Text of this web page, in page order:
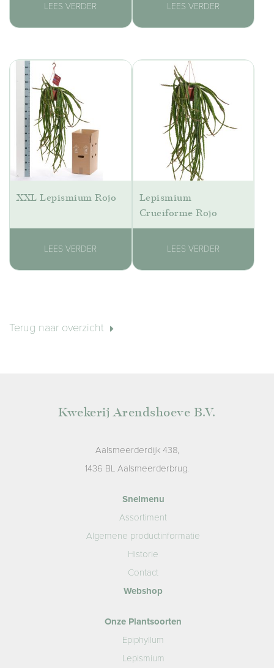
LEES VERDER LEES VERDER
XXL Lepismium Rojo
LEES VERDER
Lepismium
Cruciforme Rojo
LEES VERDER
Terug naar overzicht
Kwekerij Arendshoeve B.V.
Aalsmeerderdijk 438,
1436 BL Aalsmeerderbrug.
Snelmenu
Assortiment
Algemene productinformatie
Historie
Contact
Webshop
Onze Plantsoorten
Epiphyllum
Lepismium